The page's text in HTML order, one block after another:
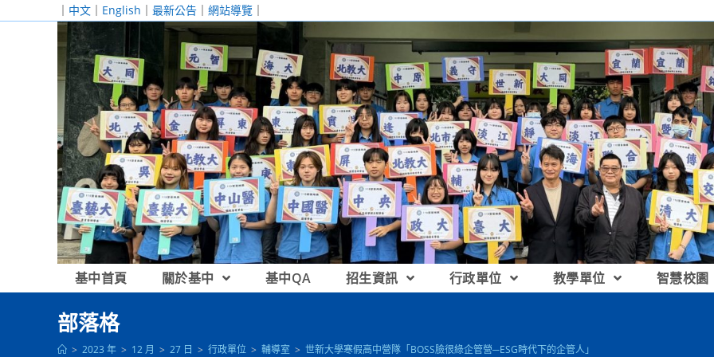
｜ 中文 ｜ English ｜ 最新公告 ｜ 網站導覽 ｜
基中首頁 關於基中 基中QA 招生資訊 行政單位 教學單位 智慧校園
部落格
> 2023 年 > 12 月 > 27 日 > 行政單位 > 輔導室 > 世新大學寒假高中營隊「BOSS臉很綠企管營─ESG時代下的企管人」